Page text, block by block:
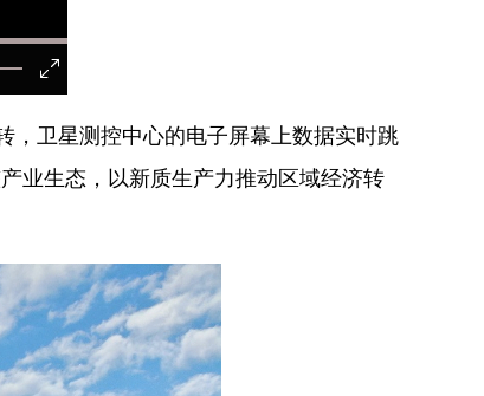
卫星测控中心的电子屏幕上数据实时跳
业生态，以新质生产力推动区域经济转